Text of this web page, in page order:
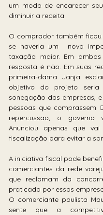
um modo de encarecer
diminuir a receita.
O comprador também
se haveria um  novo
taxação maior. Em
resposta é não. Em suas
primeira-dama Janja
objetivo do projeto seria
sonegação das empresas,
pessoas que comprassem.
repercussão, o governo
Anunciou apenas que
fiscalização para evitar a
A iniciativa fiscal pode
comerciantes da rede
que reclamam da
praticada por essas
O comerciante paulista
sente que a